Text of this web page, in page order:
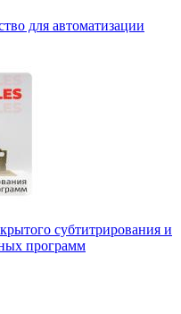
для автоматизации
субтитрирования и
программ